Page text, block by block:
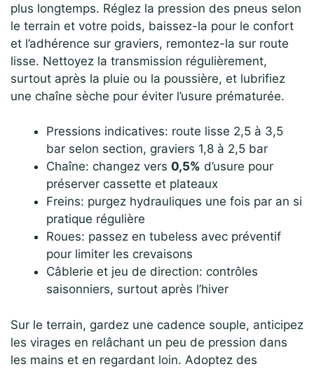
plus longtemps. Réglez la pression des pneus selon
le terrain et votre poids, baissez-la pour le confort
et l’adhérence sur graviers, remontez-la sur route
lisse. Nettoyez la transmission régulièrement,
surtout après la pluie ou la poussière, et lubrifiez
une chaîne sèche pour éviter l’usure prématurée.
Pressions indicatives: route lisse 2,5 à 3,5
bar selon section, graviers 1,8 à 2,5 bar
Chaîne: changez vers 0,5% d’usure pour
préserver cassette et plateaux
Freins: purgez hydrauliques une fois par an si
pratique régulière
Roues: passez en tubeless avec préventif
pour limiter les crevaisons
Câblerie et jeu de direction: contrôles
saisonniers, surtout après l’hiver
Sur le terrain, gardez une cadence souple, anticipez
les virages en relâchant un peu de pression dans
les mains et en regardant loin. Adoptez des